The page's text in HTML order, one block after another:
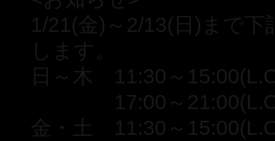
1/21(金)～2/13(日)まで
します。
日～木 11:30～
17:00～
金・土 11:30～